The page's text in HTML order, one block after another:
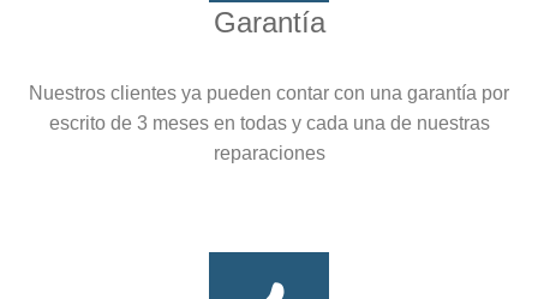
Garantía
Nuestros clientes ya pueden contar con una garantía por
escrito de 3 meses en todas y cada una de nuestras
reparaciones